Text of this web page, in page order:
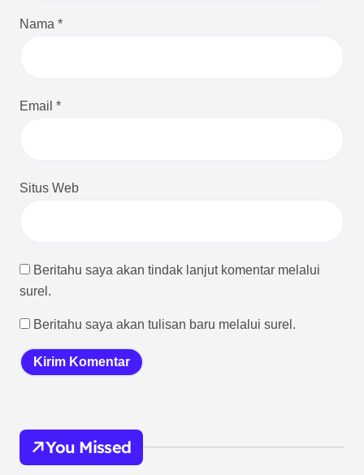
Nama *
Email *
Situs Web
Beritahu saya akan tindak lanjut komentar melalui
surel.
Beritahu saya akan tulisan baru melalui surel.
You Missed